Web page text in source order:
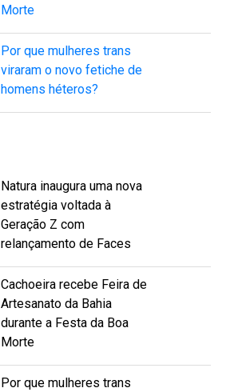
Morte
Por que mulheres trans
viraram o novo fetiche de
homens héteros?
Natura inaugura uma nova
estratégia voltada à
Geração Z com
relançamento de Faces
Cachoeira recebe Feira de
Artesanato da Bahia
durante a Festa da Boa
Morte
Por que mulheres trans